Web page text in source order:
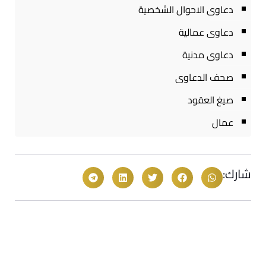
دعاوى الاحوال الشخصية
دعاوى عمالية
دعاوى مدنية
صحف الدعاوى
صيغ العقود
عمال
شارك: